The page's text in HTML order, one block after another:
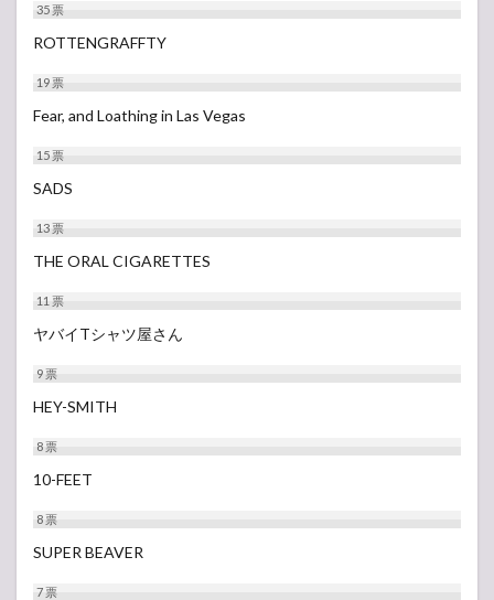
35票
ROTTENGRAFFTY
19票
Fear, and Loathing in Las Vegas
15票
SADS
13票
THE ORAL CIGARETTES
11票
ヤバイTシャツ屋さん
9票
HEY-SMITH
8票
10-FEET
8票
SUPER BEAVER
7票